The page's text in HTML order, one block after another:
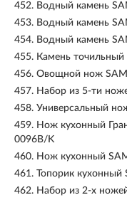
452. Водный камень
453. Водный камень
454. Водный камень
455. Камень
456. Овощной нож
457. Набор из 5-ти
458. Универсальный
459. Нож кухонный
0096B/K
460. Нож кухонный
461. Топорик
462. Набор из 2-х